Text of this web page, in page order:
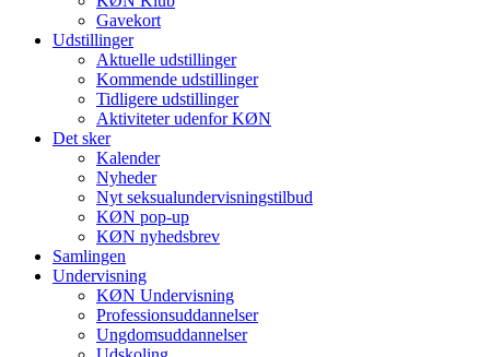
Gavekort
Udstillinger
Aktuelle udstillinger
Kommende udstillinger
Tidligere udstillinger
Aktiviteter udenfor KØN
Det sker
Kalender
Nyheder
Nyt seksualundervisningstilbud
KØN pop-up
KØN nyhedsbrev
Samlingen
Undervisning
KØN Undervisning
Professionsuddannelser
Ungdomsuddannelser